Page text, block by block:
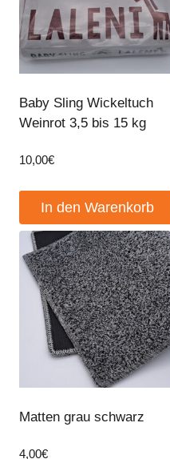
Baby Sling Wickeltuch
Weinrot 3,5 bis 15 kg
10,00€
In den Warenkorb
Matten grau schwarz
4,00€